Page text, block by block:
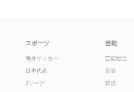
スポーツ
海外サッカー
日本代表
Jリーグ
芸能
芸能総合
音楽
韓流